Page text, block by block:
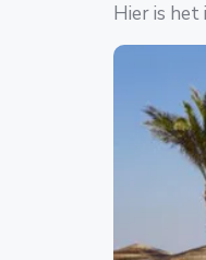
Hier is het